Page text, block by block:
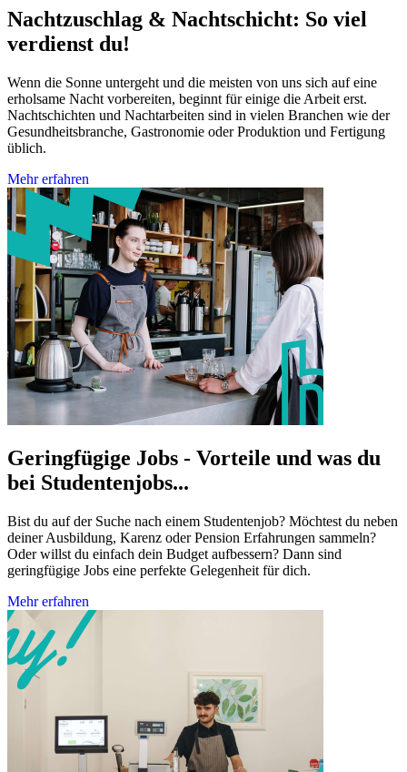
Nachtzuschlag & Nachtschicht: So viel
verdienst du!
Wenn die Sonne untergeht und die meisten von uns sich auf eine
erholsame Nacht vorbereiten, beginnt für einige die Arbeit erst.
Nachtschichten und Nachtarbeiten sind in vielen Branchen wie der
Gesundheitsbranche, Gastronomie oder Produktion und Fertigung
üblich.
Mehr erfahren
Geringfügige Jobs - Vorteile und was du
bei Studentenjobs...
Bist du auf der Suche nach einem Studentenjob? Möchtest du neben
deiner Ausbildung, Karenz oder Pension Erfahrungen sammeln?
Oder willst du einfach dein Budget aufbessern? Dann sind
geringfügige Jobs eine perfekte Gelegenheit für dich.
Mehr erfahren